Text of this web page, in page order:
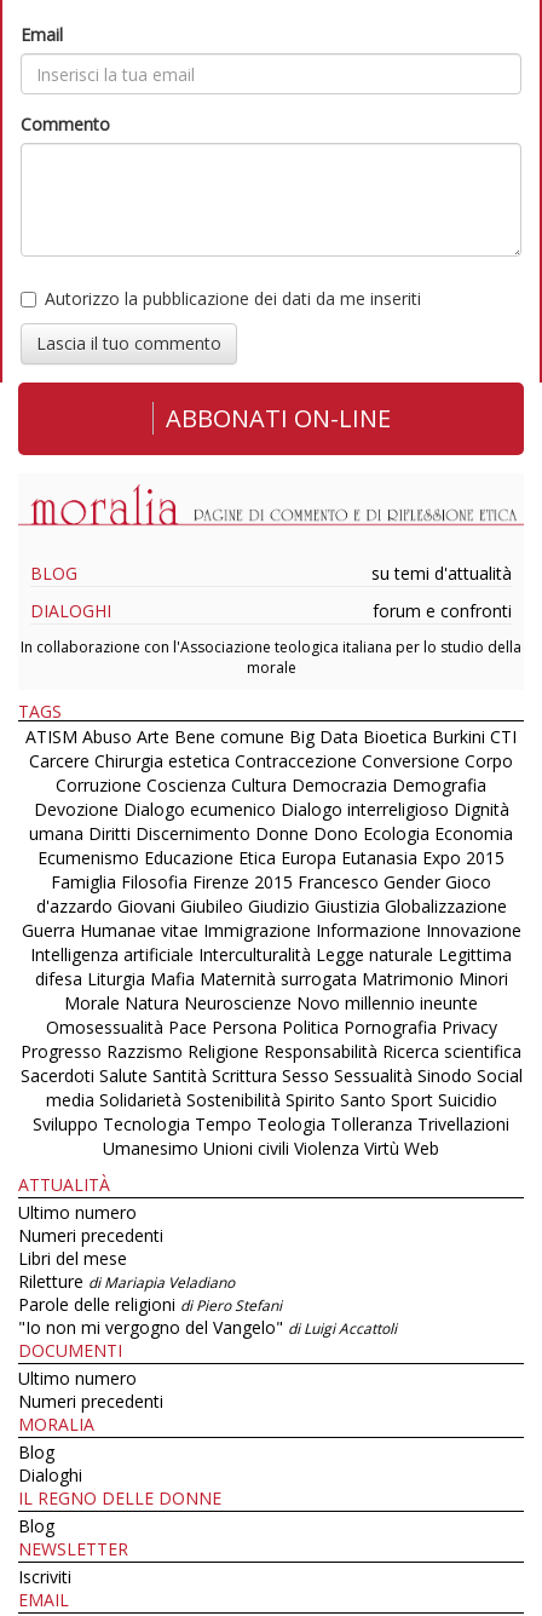
Email
Commento
Autorizzo la pubblicazione dei dati da me inseriti
Lascia il tuo commento
ABBONATI ON-LINE
BLOG
su temi d'attualità
DIALOGHI
forum e confronti
In collaborazione con l'Associazione teologica italiana per lo studio della
morale
TAGS
ATISM Abuso Arte Bene comune Big Data Bioetica Burkini CTI
Carcere Chirurgia estetica Contraccezione Conversione Corpo
Corruzione Coscienza Cultura Democrazia Demografia
Devozione Dialogo ecumenico Dialogo interreligioso Dignità
umana Diritti Discernimento Donne Dono Ecologia Economia
Ecumenismo Educazione Etica Europa Eutanasia Expo 2015
Famiglia Filosofia Firenze 2015 Francesco Gender Gioco
d'azzardo Giovani Giubileo Giudizio Giustizia Globalizzazione
Guerra Humanae vitae Immigrazione Informazione Innovazione
Intelligenza artificiale Interculturalità Legge naturale Legittima
difesa Liturgia Mafia Maternità surrogata Matrimonio Minori
Morale Natura Neuroscienze Novo millennio ineunte
Omosessualità Pace Persona Politica Pornografia Privacy
Progresso Razzismo Religione Responsabilità Ricerca scientifica
Sacerdoti Salute Santità Scrittura Sesso Sessualità Sinodo Social
media Solidarietà Sostenibilità Spirito Santo Sport Suicidio
Sviluppo Tecnologia Tempo Teologia Tolleranza Trivellazioni
Umanesimo Unioni civili Violenza Virtù Web
ATTUALITÀ
Ultimo numero
Numeri precedenti
Libri del mese
Riletture di Mariapia Veladiano
Parole delle religioni di Piero Stefani
"Io non mi vergogno del Vangelo" di Luigi Accattoli
DOCUMENTI
Ultimo numero
Numeri precedenti
MORALIA
Blog
Dialoghi
IL REGNO DELLE DONNE
Blog
NEWSLETTER
Iscriviti
EMAIL